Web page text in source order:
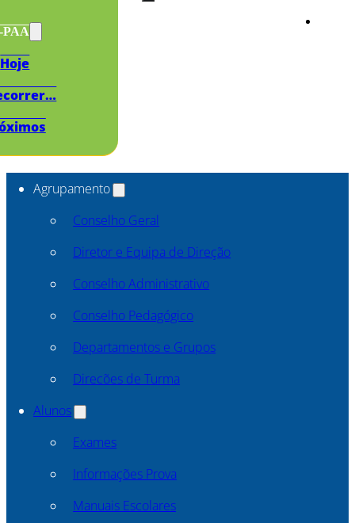
PAA
Hoje
Agrupamento
Conselho Geral
Diretor e Equipa de Direção
Conselho Administrativo
Conselho Pedagógico
Departamentos e Grupos
Direcões de Turma
Alunos
Exames
Informações Prova
Manuais Escolares